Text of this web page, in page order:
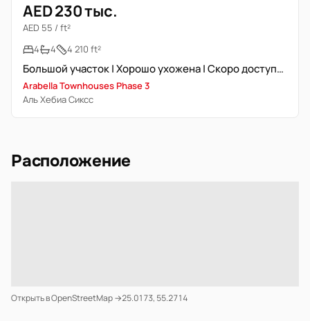
AED 230 тыс.
AED 55 / ft²
4
4 4 210 ft²
Большой участок | Хорошо ухожена | Скоро доступна
Arabella Townhouses Phase 3
Аль Хебиа Сиксс
Расположение
Открыть в OpenStreetMap →25.0173, 55.2714